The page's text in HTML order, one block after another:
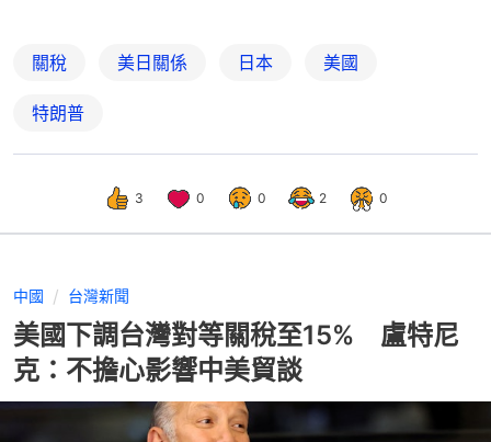
關稅 美日關係 日本 美國
特朗普
3 0 0 2 0
中國 台灣新聞
美國下調台灣對等關稅至15% 盧特尼
克：不擔心影響中美貿談